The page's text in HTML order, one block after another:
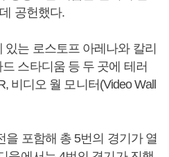
공헌했다.
는 로스토프 아레나와 칼리
스타디움 등 두 곳에 테러
비디오 월 모니터(Video Wall
을 포함해 총 5번의 경기가 열